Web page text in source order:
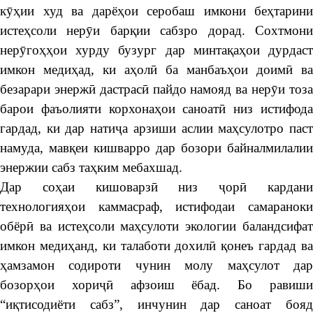
кӯҳии худ ва дарёҳои серобаш имкони беҳтарини
истеҳсоли нерӯи барқии сабзро дорад. Сохтмони
нерӯгоҳҳои хурду бузург дар минтақаҳои дурдаст
имкон медиҳад, ки аҳолӣ ба манбаъҳои доимӣ ва
безарари энержӣ дастрасӣ пайдо намояд ва нерӯи тоза
барои фаъолияти корхонаҳои саноатӣ низ истифода
гардад, ки дар натиҷа арзиши аслии маҳсулотро паст
намуда, мавқеи кишварро дар бозори байналмилалии
энержии сабз таҳким мебахшад.
Дар соҳаи кишоварзӣ низ ҷорӣ кардани
технологияҳои каммасраф, истифодаи самараноки
обёрӣ ва истеҳсоли маҳсулоти экологии баландсифат
имкон медиҳанд, ки талаботи дохилӣ қонеъ гардад ва
ҳамзамон содироти чунин молу маҳсулот дар
бозорҳои хориҷӣ афзоиш ёбад. Бо равиши
“иқтисодиёти сабз”, инчунин дар саноат бояд